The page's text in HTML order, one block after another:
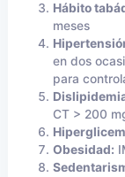
Hábito
meses
en dos
para
CT > 200
Obesidad: